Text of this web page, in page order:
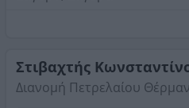
Πήλιο
Στιβαχτής
Διανομή Πετρελαίου